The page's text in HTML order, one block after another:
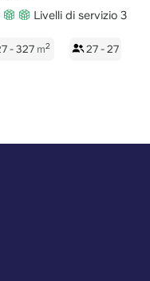
Livelli di servizio 3
- 327 m2 27 - 27